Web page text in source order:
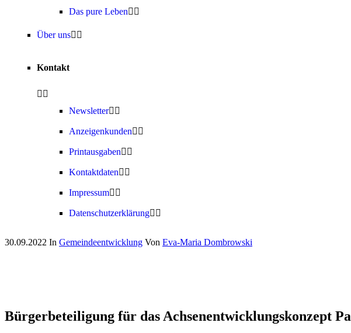
Das pure Leben
Über uns
Kontakt
Newsletter
Anzeigenkunden
Printausgaben
Kontaktdaten
Impressum
Datenschutzerklärung
30.09.2022 In Gemeindeentwicklung Von Eva-Maria Dombrowski
Bürgerbeteiligung für das Achsenentwicklungskonzept